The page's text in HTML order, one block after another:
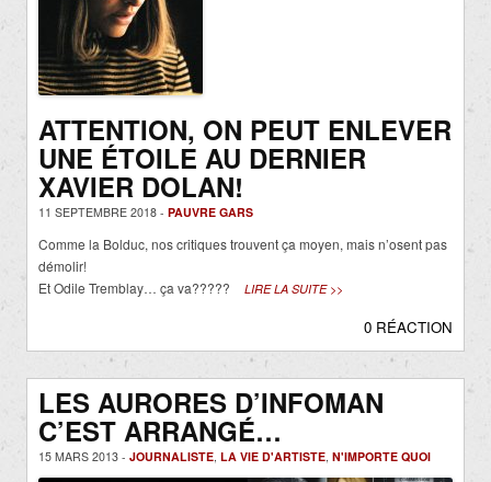
ATTENTION, ON PEUT ENLEVER
UNE ÉTOILE AU DERNIER
XAVIER DOLAN!
11 SEPTEMBRE 2018 - PAUVRE GARS
Comme la Bolduc, nos critiques trouvent ça moyen, mais n’osent pas
démolir!
Et Odile Tremblay… ça va?????
LIRE LA SUITE >>
0 RÉACTION
LES AURORES D’INFOMAN
C’EST ARRANGÉ…
15 MARS 2013 - JOURNALISTE, LA VIE D'ARTISTE, N'IMPORTE QUOI